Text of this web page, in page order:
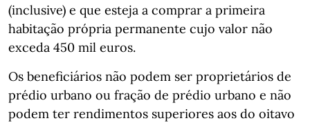
(inclusive) e que esteja a comprar a primeira
habitação própria permanente cujo valor não
exceda 450 mil euros.
Os beneficiários não podem ser proprietários de
prédio urbano ou fração de prédio urbano e não
podem ter rendimentos superiores aos do oitavo